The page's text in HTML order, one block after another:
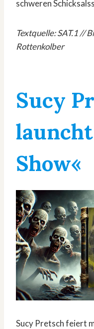
schweren
Textquelle: SAT.1 //
Rottenkolber
Sucy
Show«
Sucy Pretsch feiert